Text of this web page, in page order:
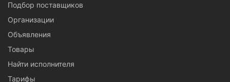
Подбор поставщиков
Организации
Объявления
Товары
Найти исполнителя
Тарифы